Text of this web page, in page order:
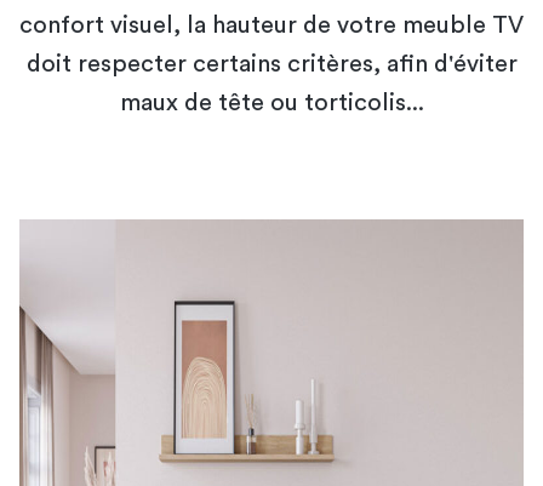
confort visuel, la hauteur de votre meuble TV
doit respecter certains critères, afin d'éviter
maux de tête ou torticolis...